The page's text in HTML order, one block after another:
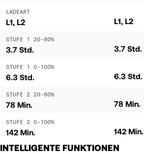
LADEART
L1, L2 L1, L2
STUFE 1 20-80%
3.7 Std. 3.7 Std.
STUFE 1 0-100%
6.3 Std. 6.3 Std.
STUFE 2 20-80%
78 Min. 78 Min.
STUFE 2 0-100%
142 Min. 142 Min.
INTELLIGENTE FUNKTIONEN